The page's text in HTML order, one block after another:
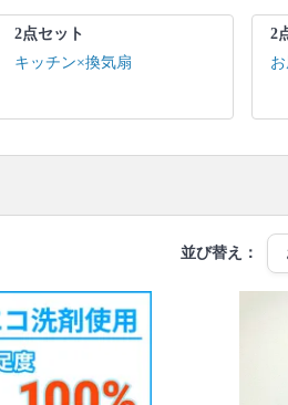
：
」
2点セット
キッチン×換気扇
2
並び替え：